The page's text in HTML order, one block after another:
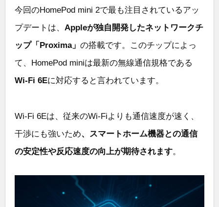
今回のHomePod mini 2で最も注目されているアッ
プデートは、 Appleが独自開発したネットワークチ
ップ「Proxima」 の搭載です。このチップによっ
て、HomePod miniは最新の無線通信規格である
Wi-Fi 6Eに対応すると言われています。
Wi-Fi 6Eは、従来のWi-Fiよりも通信速度が速く、
干渉にも強いため、スマートホーム機器との通信
の安定性や反応速度の向上が期待されます。